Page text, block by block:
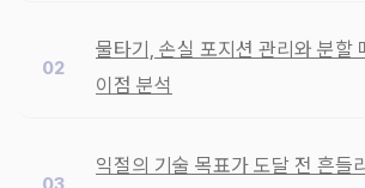
물타기, 손실 포지션 관리와 분할
이점 분석
익절의 기술 목표가 도달 전 흔들